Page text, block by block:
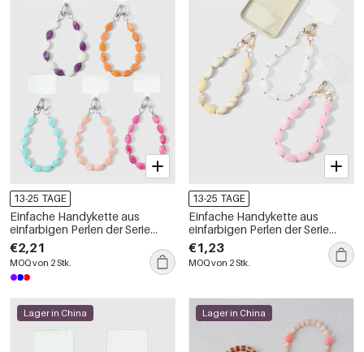
13-25 TAGE
Einfache Handykette aus
einfarbigen Perlen der Serie
Simple, täglich erhältlich
€2,21
MOQ von 2 Stk.
13-25 TAGE
Einfache Handykette aus
einfarbigen Perlen der Serie
Simple, täglich erhältlich
€1,23
MOQ von 2 Stk.
Lager in China Lager in China